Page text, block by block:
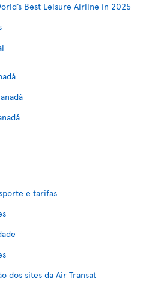
Best Leisure Airline in 2025
e tarifas
dos sites da Air Transat